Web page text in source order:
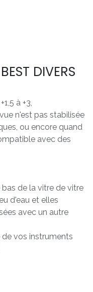
DIVERS
à +3,
n'est pas stabilisée
ou encore quand
avec des
de la vitre de vitre
d'eau et elles
avec un autre
vos instruments